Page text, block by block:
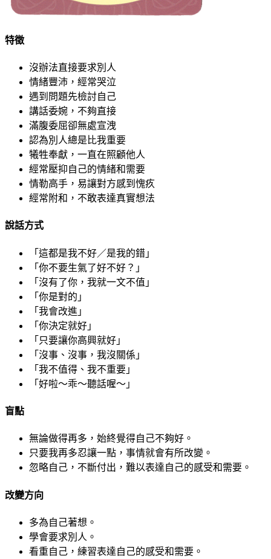
特徵
沒辦法直接要求別人
情緒豐沛，經常哭泣
遇到問題先檢討自己
講話委婉，不夠直接
滿腹委屈卻無處宣洩
認為別人總是比我重要
犧牲奉獻，一直在照顧他人
經常壓抑自己的情緒和需要
情勒高手，易讓對方感到愧疚
經常附和，不敢表達真實想法
說話方式
「這都是我不好／是我的錯」
「你不要生氣了好不好？」
「沒有了你，我就一文不值」
「你是對的」
「我會改進」
「你決定就好」
「只要讓你高興就好」
「沒事、沒事，我沒關係」
「我不值得、我不重要」
「好啦～乖～聽話喔～」
盲點
無論做得再多，始終覺得自己不夠好。
只要我再多忍讓一點，事情就會有所改變。
忽略自己，不斷付出，難以表達自己的感受和需要。
改變方向
多為自己著想。
學會要求別人。
看重自己，練習表達自己的感受和需要。